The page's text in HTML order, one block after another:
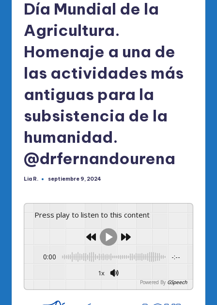
Día Mundial de la
Agricultura.
Homenaje a una de
las actividades más
antiguas para la
subsistencia de la
humanidad.
@drfernandourena
Publicado
Lia R. septiembre 9, 2024
Press play to listen to this content
0:00 -:--
1x
Powered By GSpeech